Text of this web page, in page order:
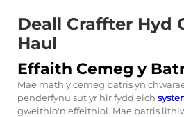
Deall Craffter Hyd
Haul
Effaith Cemeg y
Mae math y cemeg batris yn
penderfynu sut yr hir fydd eich
gweithio'n effeithiol. Mae batris